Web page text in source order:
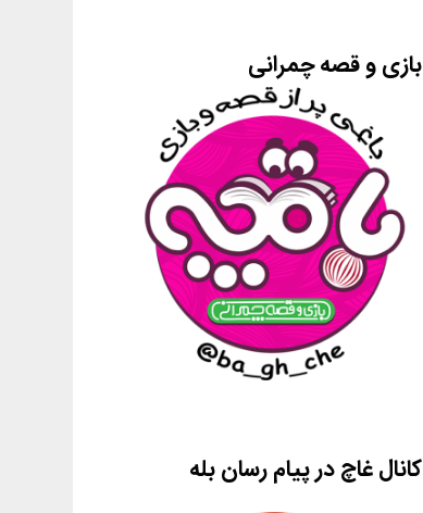
بازی و قصه چمرانی
کانال غاچ در پیام رسان بله